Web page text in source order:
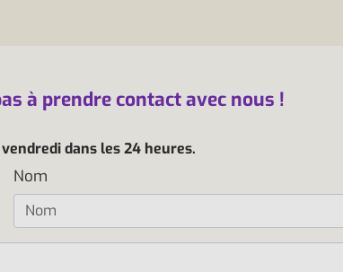
à prendre contact avec nous !
dans les 24 heures.
Nom